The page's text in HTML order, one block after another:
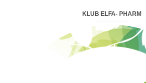
KLUB ELFA- PHARM